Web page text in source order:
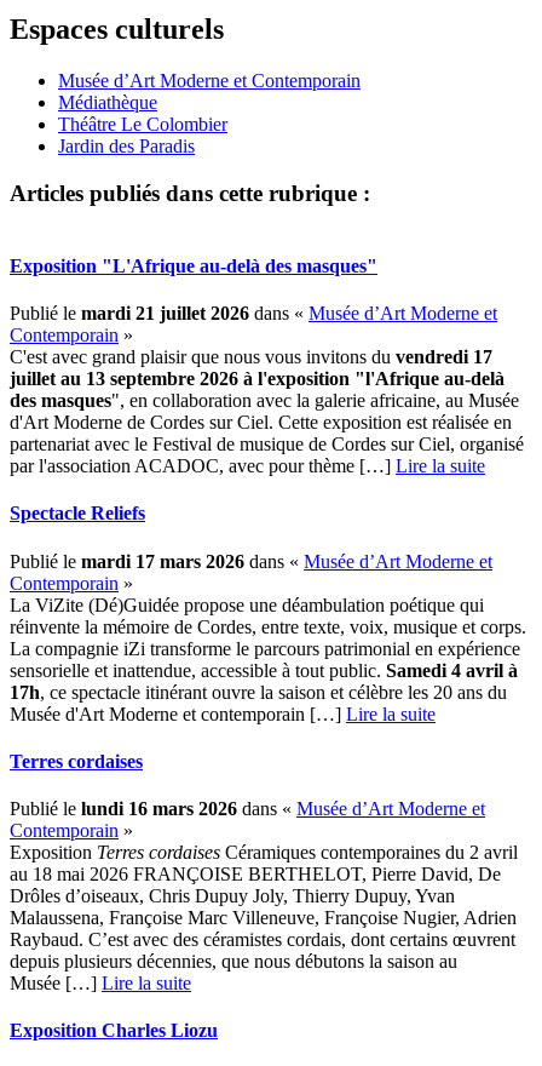
Espaces culturels
Musée d’Art Moderne et Contemporain
Médiathèque
Théâtre Le Colombier
Jardin des Paradis
Articles publiés dans cette rubrique :
Exposition "L'Afrique au-delà des masques"
Publié le mardi 21 juillet 2026 dans « Musée d’Art Moderne et
Contemporain »
C'est avec grand plaisir que nous vous invitons du vendredi 17
juillet au 13 septembre 2026 à l'exposition "l'Afrique au-delà
des masques", en collaboration avec la galerie africaine, au Musée
d'Art Moderne de Cordes sur Ciel. Cette exposition est réalisée en
partenariat avec le Festival de musique de Cordes sur Ciel, organisé
par l'association ACADOC, avec pour thème […] ­ Lire la suite
Spectacle Reliefs
Publié le mardi 17 mars 2026 dans « Musée d’Art Moderne et
Contemporain »
La ViZite (Dé)Guidée propose une déambulation poétique qui
réinvente la mémoire de Cordes, entre texte, voix, musique et corps.
La compagnie iZi transforme le parcours patrimonial en expérience
sensorielle et inattendue, accessible à tout public. Samedi 4 avril à
17h, ce spectacle itinérant ouvre la saison et célèbre les 20 ans du
Musée d'Art Moderne et contemporain […] ­ Lire la suite
Terres cordaises
Publié le lundi 16 mars 2026 dans « Musée d’Art Moderne et
Contemporain »
Exposition Terres cordaises Céramiques contemporaines du 2 avril
au 18 mai 2026 FRANÇOISE BERTHELOT, Pierre David, De
Drôles d’oiseaux, Chris Dupuy Joly, Thierry Dupuy, Yvan
Malaussena, Françoise Marc Villeneuve, Françoise Nugier, Adrien
Raybaud. C’est avec des céramistes cordais, dont certains œuvrent
depuis plusieurs décennies, que nous débutons la saison au
Musée […] ­ Lire la suite
Exposition Charles Liozu